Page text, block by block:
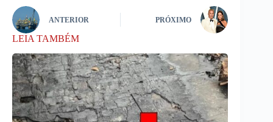
ANTERIOR PRÓXIMO
LEIA TAMBÉM